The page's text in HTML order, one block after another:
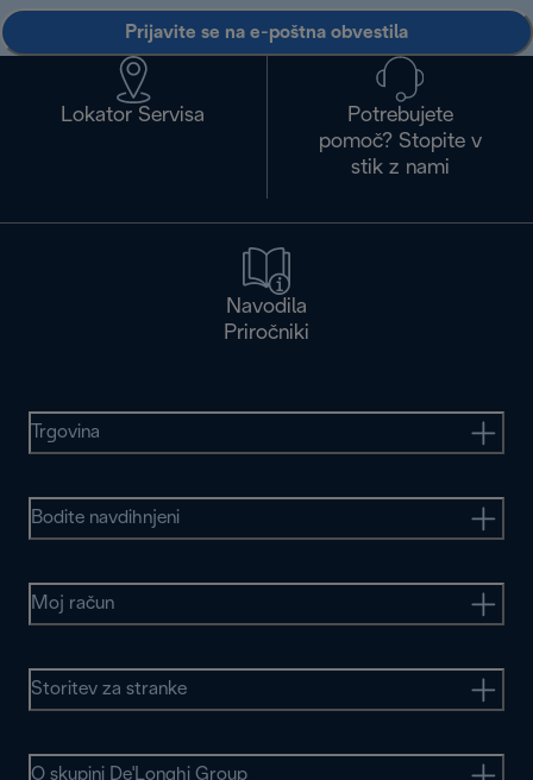
Prijavite se na e-poštna obvestila
Lokator Servisa
Potrebujete
pomoč? Stopite v
stik z nami
Navodila
Priročniki
Trgovina
Bodite navdihnjeni
Moj račun
Storitev za stranke
O skupini De'Longhi Group